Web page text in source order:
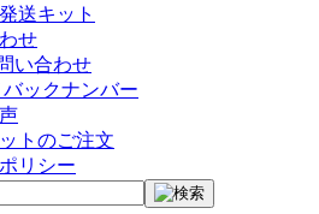
送キット
せ
い合わせ
バックナンバー
トのご注文
リシー